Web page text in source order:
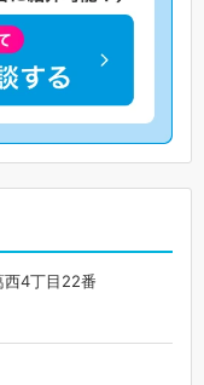
西4丁目22番